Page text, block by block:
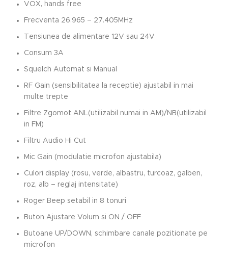
VOX, hands free
Frecventa 26.965 – 27.405MHz
Tensiunea de alimentare 12V sau 24V
Consum 3A
Squelch Automat si Manual
RF Gain (sensibilitatea la receptie) ajustabil in mai
multe trepte
Filtre Zgomot ANL(utilizabil numai in AM)/NB(utilizabil
in FM)
Filtru Audio Hi Cut
Mic Gain (modulatie microfon ajustabila)
Culori display (rosu, verde, albastru, turcoaz, galben,
roz, alb – reglaj intensitate)
Roger Beep setabil in 8 tonuri
Buton Ajustare Volum si ON / OFF
Butoane UP/DOWN, schimbare canale pozitionate pe
microfon